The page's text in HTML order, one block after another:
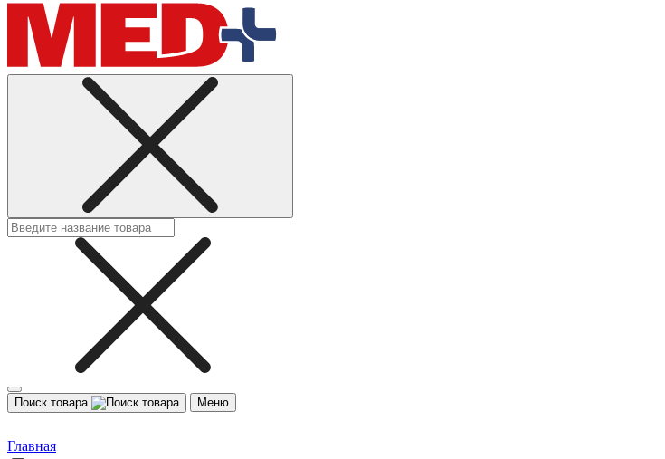
Поиск товара Меню
Главная